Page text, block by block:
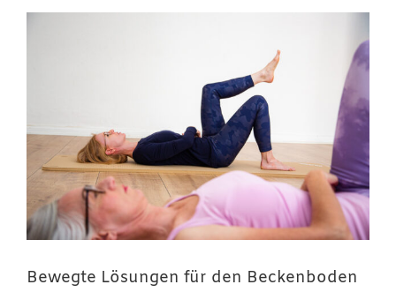
Bewegte Lösungen für den Beckenboden